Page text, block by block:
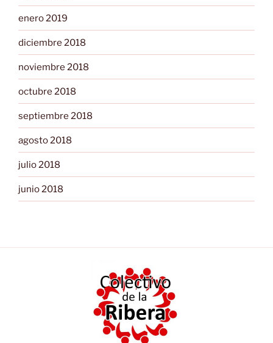
enero 2019
diciembre 2018
noviembre 2018
octubre 2018
septiembre 2018
agosto 2018
julio 2018
junio 2018